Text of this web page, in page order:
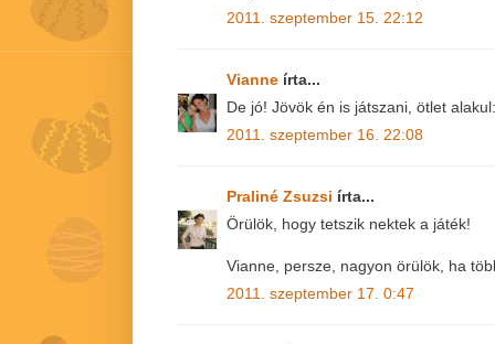
2011. szeptember 15. 22:12
Vianne írta...
De jó! Jövök én is játszani, ötlet
2011. szeptember 16. 22:08
Praliné Zsuzsi írta...
Örülök, hogy tetszik nektek a játék!
Vianne, persze, nagyon örülök, ha
2011. szeptember 17. 0:47